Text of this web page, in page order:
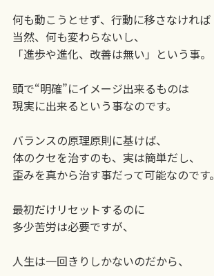
何も動こうとせず、行動に移さなければ
当然、何も変わらないし、
「進歩や進化、改善は無い」という事。
頭で“明確”にイメージ出来るものは
現実に出来るという事なのです。
バランスの原理原則に基けば、
体のクセを治すのも、実は簡単だし、
歪みを真から治す事だって可能なのです。
最初だけリセットするのに
多少苦労は必要ですが、
人生は一回きりしかないのだから、